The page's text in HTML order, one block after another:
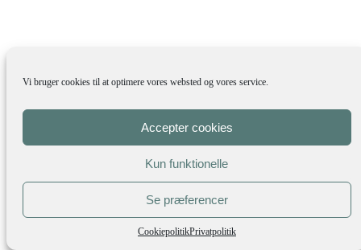
Vi bruger cookies til at optimere vores websted og vores service.
Accepter cookies
Kun funktionelle
Se præferencer
CookiepolitikPrivatpolitik